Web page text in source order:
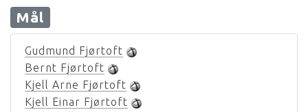
Mål
Gudmund Fjørtoft
Bernt Fjørtoft
Kjell Arne Fjørtoft
Kjell Einar Fjørtoft